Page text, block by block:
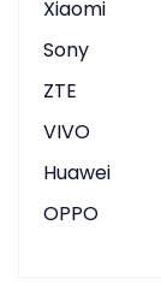
Xiaomi
Sony
ZTE
VIVO
Huawei
OPPO